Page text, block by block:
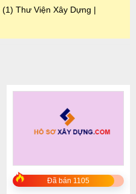
(1) Thư Viện Xây Dựng |
Đã bán 1105